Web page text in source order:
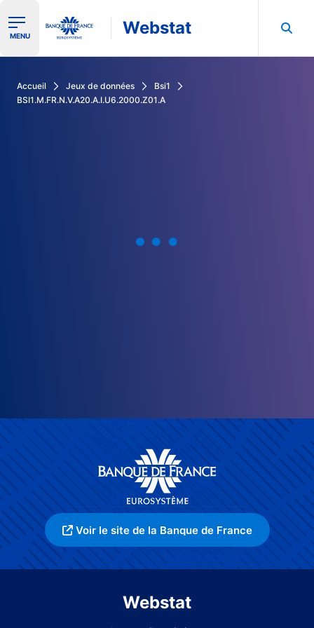
Ouvrir le menu de navigation
MENU Webstat
Accueil Jeux de données
Bsi1
BSI1.M.FR.N.V.A20.A.I.U6.2000.Z01.A
Voir le site de la Banque de France
Webstat